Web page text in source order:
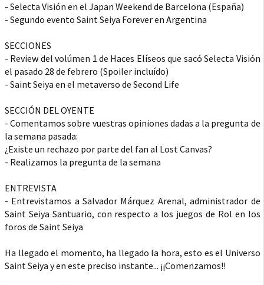
- Selecta Visión en el Japan Weekend de Barcelona (España)
- Segundo evento Saint Seiya Forever en Argentina
SECCIONES
- Review del volúmen 1 de Haces Elíseos que sacó Selecta Visión
el pasado 28 de febrero (Spoiler incluído)
- Saint Seiya en el metaverso de Second Life
SECCIÓN DEL OYENTE
- Comentamos sobre vuestras opiniones dadas a la pregunta de
la semana pasada:
¿Existe un rechazo por parte del fan al Lost Canvas?
- Realizamos la pregunta de la semana
ENTREVISTA
- Entrevistamos a Salvador Márquez Arenal, administrador de
Saint Seiya Santuario, con respecto a los juegos de Rol en los
foros de Saint Seiya
Ha llegado el momento, ha llegado la hora, esto es el Universo
Saint Seiya y en este preciso instante... ¡¡Comenzamos!!